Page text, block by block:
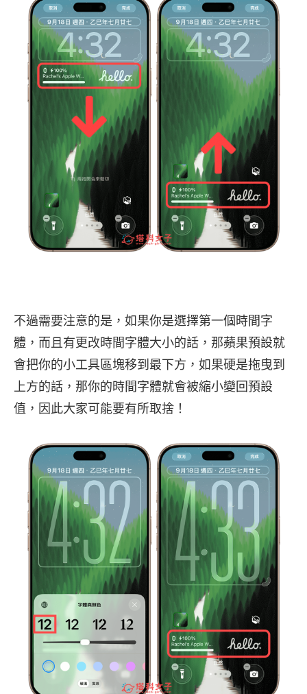
不過需要注意的是，如果你是選擇第一個時間字
體，而且有更改時間字體大小的話，那蘋果預設就
會把你的小工具區塊移到最下方，如果硬是拖曳到
上方的話，那你的時間字體就會被縮小變回預設
值，因此大家可能要有所取捨！